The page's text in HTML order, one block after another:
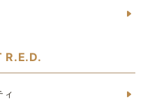
R.E.D.
ィ